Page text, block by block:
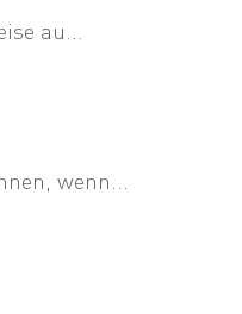
au...
wenn...